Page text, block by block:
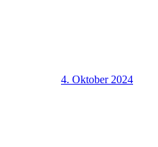
4. Oktober 2024